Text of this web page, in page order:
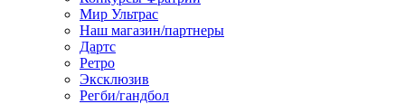
Мир Ультрас
Наш магазин/партнеры
Дартс
Ретро
Эксклюзив
Регби/гандбол